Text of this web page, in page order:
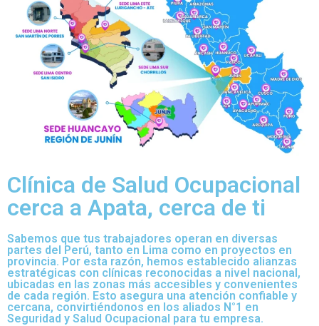
Clínica de Salud Ocupacional
cerca a Apata, cerca de ti
Sabemos que tus trabajadores operan en diversas
partes del Perú, tanto en Lima como en proyectos en
provincia. Por esta razón, hemos establecido alianzas
estratégicas con clínicas reconocidas a nivel nacional,
ubicadas en las zonas más accesibles y convenientes
de cada región. Esto asegura una atención confiable y
cercana, convirtiéndonos en los aliados N°1 en
Seguridad y Salud Ocupacional para tu empresa.